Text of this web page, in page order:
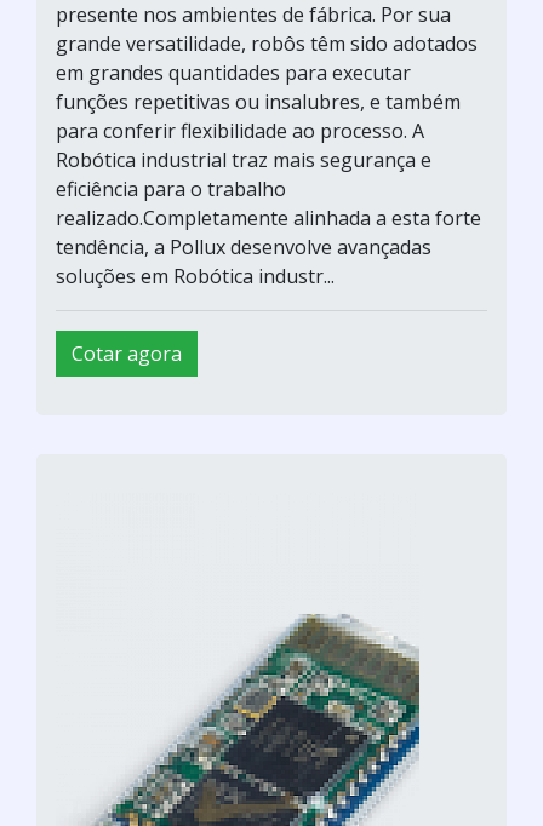
presente nos ambientes de fábrica. Por sua
grande versatilidade, robôs têm sido adotados
em grandes quantidades para executar
funções repetitivas ou insalubres, e também
para conferir flexibilidade ao processo. A
Robótica industrial traz mais segurança e
eficiência para o trabalho
realizado.Completamente alinhada a esta forte
tendência, a Pollux desenvolve avançadas
soluções em Robótica industr...
Cotar agora